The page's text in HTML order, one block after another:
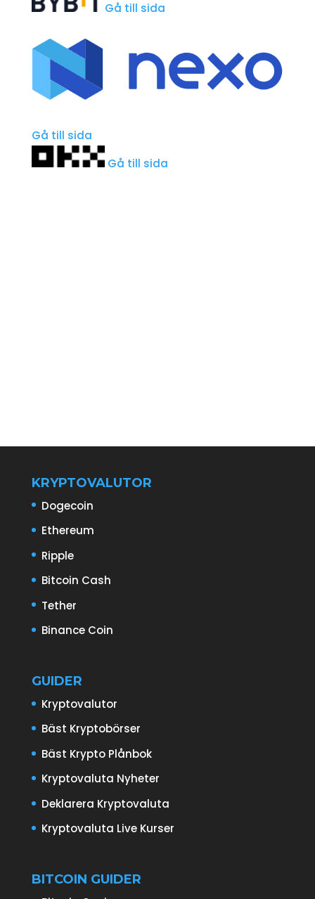
Gå till sida
Gå till sida
Gå till sida
KRYPTOVALUTOR
Dogecoin
Ethereum
Ripple
Bitcoin Cash
Tether
Binance Coin
GUIDER
Kryptovalutor
Bäst Kryptobörser
Bäst Krypto Plånbok
Kryptovaluta Nyheter
Deklarera Kryptovaluta
Kryptovaluta Live Kurser
BITCOIN GUIDER